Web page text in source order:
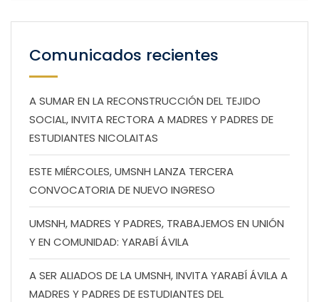
Comunicados recientes
A SUMAR EN LA RECONSTRUCCIÓN DEL TEJIDO
SOCIAL, INVITA RECTORA A MADRES Y PADRES DE
ESTUDIANTES NICOLAITAS
ESTE MIÉRCOLES, UMSNH LANZA TERCERA
CONVOCATORIA DE NUEVO INGRESO
UMSNH, MADRES Y PADRES, TRABAJEMOS EN UNIÓN
Y EN COMUNIDAD: YARABÍ ÁVILA
A SER ALIADOS DE LA UMSNH, INVITA YARABÍ ÁVILA A
MADRES Y PADRES DE ESTUDIANTES DEL